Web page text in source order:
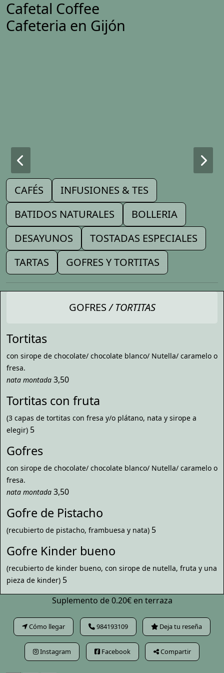
Cafetal Coffee
Cafeteria en Gijón
CAFÉS
INFUSIONES & TES
BATIDOS NATURALES
BOLLERIA
DESAYUNOS
TOSTADAS ESPECIALES
TARTAS
GOFRES Y TORTITAS
GOFRES/ TORTITAS
Tortitas
con sirope de chocolate/ chocolate blanco/ Nutella/ caramelo o
fresa.
nata montada 3,50
Tortitas con fruta
(3 capas de tortitas con fresa y/o plátano, nata y sirope a
elegir) 5
Gofres
con sirope de chocolate/ chocolate blanco/ Nutella/ caramelo o
fresa.
nata montada 3,50
Gofre de Pistacho
(recubierto de pistacho, frambuesa y nata) 5
Gofre Kinder bueno
(recubierto de kinder bueno, con sirope de nutella, fruta y una
pieza de kinder) 5
Suplemento de 0.20€ en terraza
Cómo llegar 984193109 Deja tu reseña
Instagram Facebook Compartir